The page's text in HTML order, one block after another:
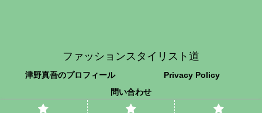
ファッションスタイリスト道
津野真吾のプロフィール
Privacy Policy
問い合わせ